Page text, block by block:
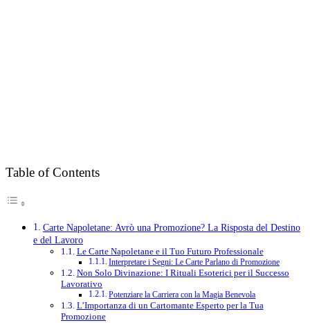
Table of Contents
Carte Napoletane: Avrò una Promozione? La Risposta del Destino
e del Lavoro
Le Carte Napoletane e il Tuo Futuro Professionale
Interpretare i Segni: Le Carte Parlano di Promozione
Non Solo Divinazione: I Rituali Esoterici per il Successo
Lavorativo
Potenziare la Carriera con la Magia Benevola
L’Importanza di un Cartomante Esperto per la Tua
Promozione